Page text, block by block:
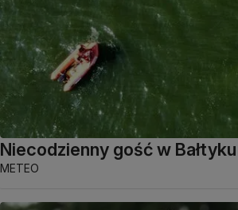
Niecodzienny gość w Bałtyku
METEO